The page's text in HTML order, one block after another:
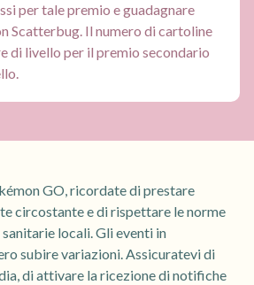
per tale premio e guadagnare
Scatterbug. Il numero di cartoline
di livello per il premio secondario
GO, ricordate di prestare
circostante e di rispettare le norme
locali. Gli eventi in
subire variazioni. Assicuratevi di
di attivare la ricezione di notifiche